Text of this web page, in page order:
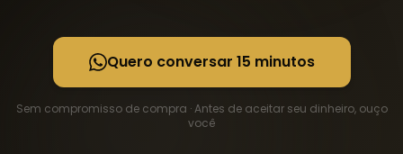
Quero conversar 15 minutos
Sem compromisso de compra · Antes de aceitar seu dinheiro, ouço
você